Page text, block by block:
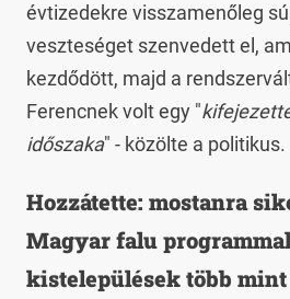
évtizedekre visszamenőleg
veszteséget szenvedett el,
kezdődött, majd a
Ferencnek volt egy "
időszaka" - közölte a politikus.
Hozzátette: mostanra
Magyar falu
kistelepülések több